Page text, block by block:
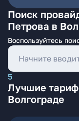
Поиск
Петрова в
Воспользуйтесь
5
Лучшие
Волгограде